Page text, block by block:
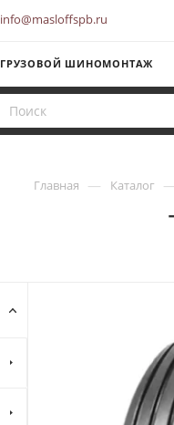
info@masloffspb.ru
ГРУЗОВОЙ ШИНОМОНТАЖ
Главная — Каталог